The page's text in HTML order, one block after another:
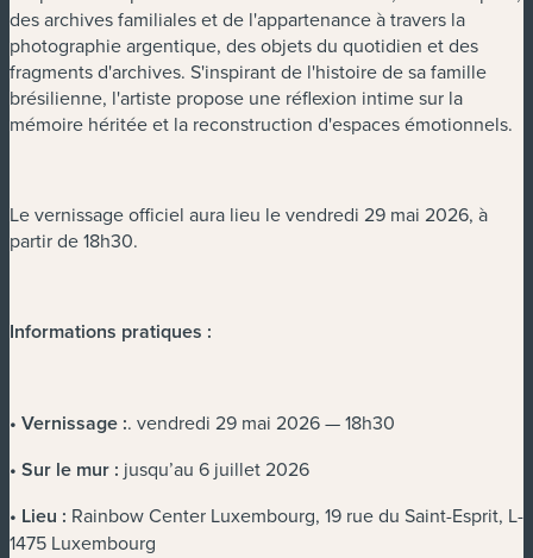
des archives familiales et de l'appartenance à travers la
photographie argentique, des objets du quotidien et des
fragments d'archives. S'inspirant de l'histoire de sa famille
brésilienne, l'artiste propose une réflexion intime sur la
mémoire héritée et la reconstruction d'espaces émotionnels.
Le vernissage officiel aura lieu le vendredi 29 mai 2026, à
partir de 18h30.
Informations pratiques :
• Vernissage :. vendredi 29 mai 2026 — 18h30
• Sur le mur : jusqu’au 6 juillet 2026
• Lieu : Rainbow Center Luxembourg, 19 rue du Saint-Esprit, L-
1475 Luxembourg